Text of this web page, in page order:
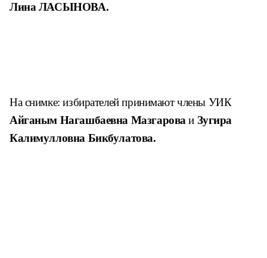
Лина ЛАСЫНОВА.
На снимке: избирателей принимают члены УИК
Айганым Нагашбаевна Мазгарова и Зугира
Калимулловна Бикбулатова.